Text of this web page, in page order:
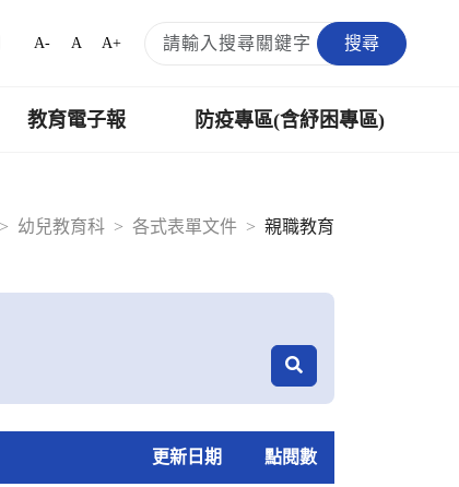
A- A A+ 搜尋
教育電子報 防疫專區(含紓困專區)
幼兒教育科 各式表單文件 親職教育
更新日期 點閱數